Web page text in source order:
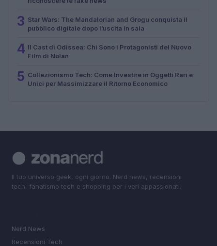
3 Star Wars: The Mandalorian and Grogu conquista il
pubblico digitale dopo l’uscita in sala
4 Il Cast di Odissea: Chi Sono i Protagonisti del Nuovo
Film di Nolan
5 Collezionismo Tech: Come Investire in Oggetti Rari e
Unici per Massimizzare il Ritorno Economico
Il tuo universo geek, ogni giorno. Nerd news, recensioni
tech, fanatismo tech e shopping per i veri appassionati.
Nerd News
Recensioni Tech